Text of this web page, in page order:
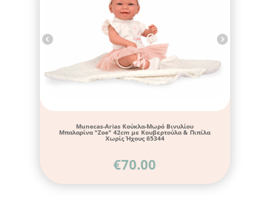
Munecas-Arias Κούκλα-Μωρό Βινυλίου
Μπαλαρίνα "Zoe" 42cm με Κουβερτούλα & Πιπίλα
Χωρίς Ήχους 65344
€70.00